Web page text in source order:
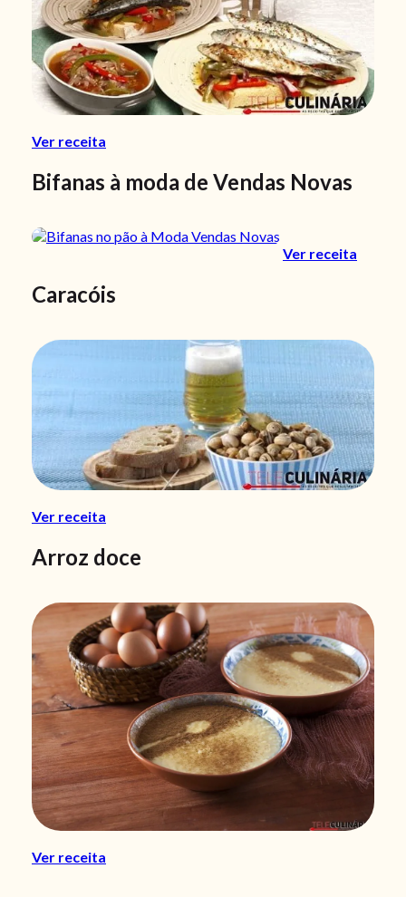
Ver receita
Bifanas à moda de Vendas Novas
Ver receita
Caracóis
Ver receita
Arroz doce
Ver receita